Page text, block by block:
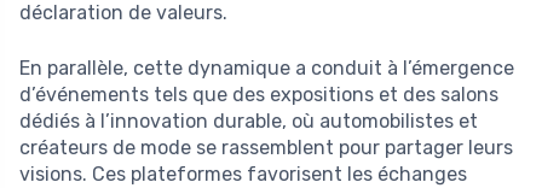
déclaration de valeurs.
En parallèle, cette dynamique a conduit à l’émergence
d’événements tels que des expositions et des salons
dédiés à l’innovation durable, où automobilistes et
créateurs de mode se rassemblent pour partager leurs
visions. Ces plateformes favorisent les échanges